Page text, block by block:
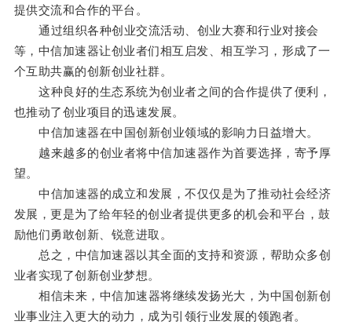
提供交流和合作的平台。
通过组织各种创业交流活动、创业大赛和行业对接会
等，中信加速器让创业者们相互启发、相互学习，形成了一
个互助共赢的创新创业社群。
这种良好的生态系统为创业者之间的合作提供了便利，
也推动了创业项目的迅速发展。
中信加速器在中国创新创业领域的影响力日益增大。
越来越多的创业者将中信加速器作为首要选择，寄予厚
望。
中信加速器的成立和发展，不仅仅是为了推动社会经济
发展，更是为了给年轻的创业者提供更多的机会和平台，鼓
励他们勇敢创新、锐意进取。
总之，中信加速器以其全面的支持和资源，帮助众多创
业者实现了创新创业梦想。
相信未来，中信加速器将继续发扬光大，为中国创新创
业事业注入更大的动力，成为引领行业发展的领跑者。